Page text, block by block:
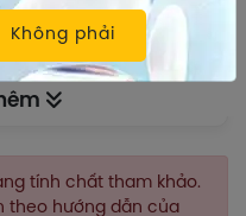
mạch.
đau đầu, hoa mắt,
trí nhớ, mệt mỏi.
tính chất tham khảo.
theo hướng dẫn của
Không phải